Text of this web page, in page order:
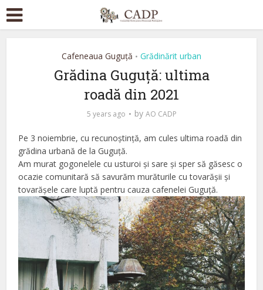
Cafeneaua Guguță • Grădinărit urban
Grădina Guguță: ultima
roadă din 2021
5 years ago by AO CADP
Pe 3 noiembrie, cu recunoștință, am cules ultima roadă din
grădina urbană de la Guguță.
Am murat gogonelele cu usturoi și sare și sper să găsesc o
ocazie comunitară să savurăm murăturile cu tovarășii și
tovarășele care luptă pentru cauza cafenelei Guguță.